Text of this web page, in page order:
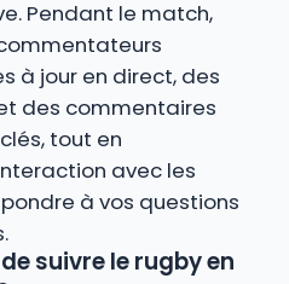
Pendant le match,
à jour en direct, des
des commentaires
tout en
avec les
à vos questions
suivre le rugby en